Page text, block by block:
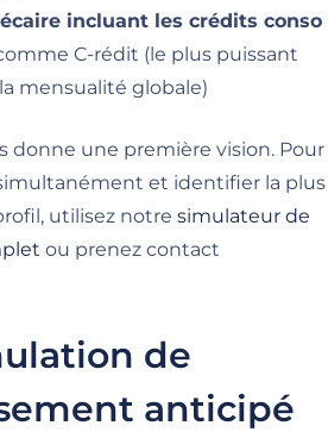
incluant les crédits conso
C-rédit (le plus puissant
mensualité globale)
donne une première vision. Pour
et identifier la plus
utilisez notre simulateur de
ou prenez contact
de
anticipé